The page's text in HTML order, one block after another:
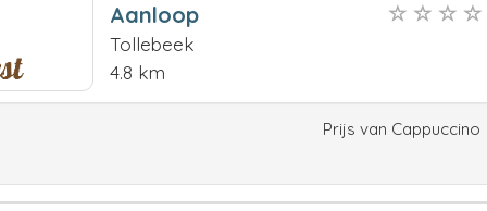
Aanloop
Tollebeek
4.8 km
Prijs van Cappuccino